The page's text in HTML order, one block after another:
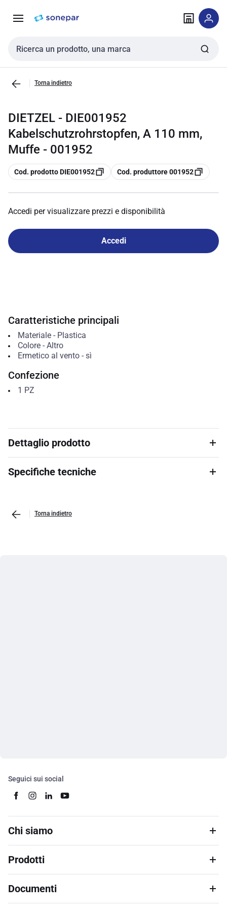
navigazione alla
Cerca input
Torna indietro
DIETZEL - DIE001952
Kabelschutzrohrstopfen, A 110 mm,
Muffe - 001952
copia
Cod. prodotto DIE001952 copia
Cod. produttore 001952
Accedi per visualizzare prezzi e disponibilità
Accedi
Caratteristiche principali
Materiale- Plastica
Colore- Altro
Ermetico al vento- sì
Confezione
1 PZ
Dettaglio prodotto
Specifiche tecniche
Torna indietro
Seguici sui social
Chi siamo
Prodotti
Documenti